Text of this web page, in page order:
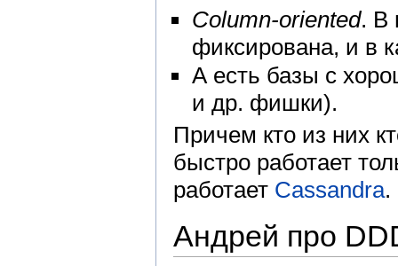
Column-oriented. В
фиксирована, и в
А есть базы с
и др. фишки).
Причем кто из них
быстро работает
работает Cassandra.
Андрей про